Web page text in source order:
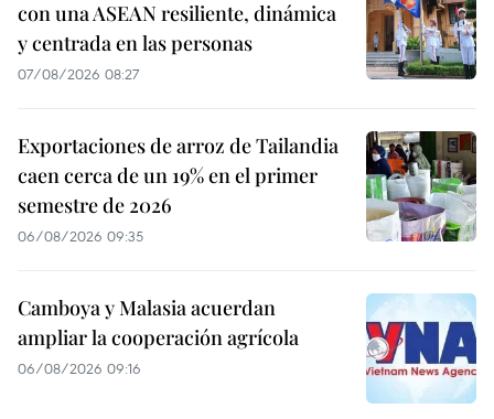
con una ASEAN resiliente, dinámica
y centrada en las personas
07/08/2026 08:27
Exportaciones de arroz de Tailandia
caen cerca de un 19% en el primer
semestre de 2026
06/08/2026 09:35
Camboya y Malasia acuerdan
ampliar la cooperación agrícola
06/08/2026 09:16